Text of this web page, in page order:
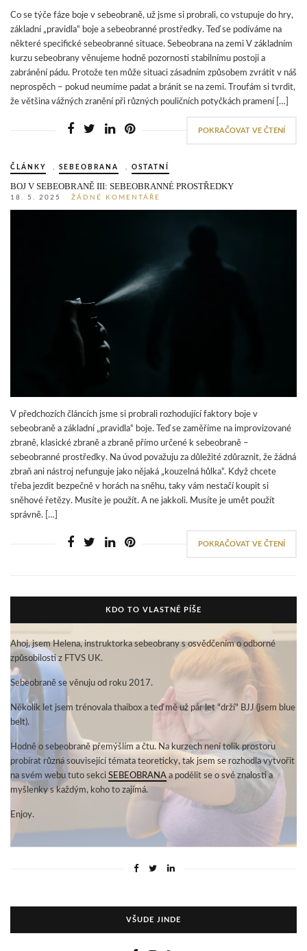
Co se týče fáze boje v sebeobraně, už jsme si probrali, co vstupuje do hry,
základní „pravidla“ boje a sebeobranné prostředky. Teď se podíváme na
některé specifické sebeobranné situace. Sebeobrana na zemi V základním
kurzu sebeobrany věnujeme hodně pozornosti stabilnímu postoji a
zabránění pádu. Protože ten může situaci zásadním způsobem zvrátit v náš
neprospěch – pokud neumíme padat a bránit se na zemi. Troufám si tvrdit,
že většina vážných zranění při různých pouličních potyčkách pramení […]
POKRAČOVAT VE ČTENÍ
ČLÁNKY SEBEOBRANA OSTATNÍ
BOJ V SEBEOBRANĚ III: SEBEOBRANNÉ PROSTŘEDKY
18. 5. 2025 ŽÁDNÉ KOMENTÁŘE
V předchozích článcích jsme si probrali rozhodující faktory boje v
sebeobraně a základní „pravidla“ boje. Teď se zaměříme na improvizované
zbraně, klasické zbraně a zbraně přímo určené k sebeobraně –
sebeobranné prostředky. Na úvod považuju za důležité zdůraznit, že žádná
zbraň ani nástroj nefunguje jako nějaká „kouzelná hůlka“. Když chcete
třeba jezdit bezpečně v horách na sněhu, taky vám nestačí koupit si
sněhové řetězy. Musíte je použít. A ne jakkoli. Musíte je umět použít
správně. […]
POKRAČOVAT VE ČTENÍ
KDO TO VLASTNĚ PÍŠE
Ahoj, jsem Helena, instruktorka sebeobrany s osvědčením o odborné
způsobilosti z FTVS UK.
Sebeobraně se věnuju od roku 2017.
Několik let jsem trénovala thaibox a teď mě už pár let "drží" BJJ (jsem blue
belt).
Hodně o sebeobraně přemýšlím a čtu. Na kurzech není tolik prostoru
probírat různá související témata teoreticky, tak jsem se rozhodla vytvořit
na svém webu tuto sekci SEBEOBRANA a podělit se o své znalosti a
myšlenky s každým, koho to zajímá.
Enjoy.
VŠUDE JINDE